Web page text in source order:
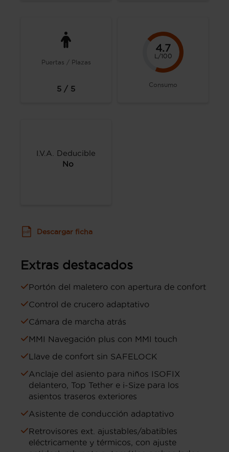
Puertas / Plazas
5 / 5
4.7
L/100
Consumo
I.V.A. Deducible
No
Descargar ficha
Extras destacados
Portón del maletero con apertura de confort
Control de crucero adaptativo
Cámara de marcha atrás
MMI Navegación plus con MMI touch
Llave de confort sin SAFELOCK
Anclaje del asiento para niños ISOFIX
delantero, Top Tether e i-Size para los
asientos traseros exteriores
Asistente de conducción adaptativo
Retrovisores ext. ajustables/abatibles
eléctricamente y térmicos, con ajuste